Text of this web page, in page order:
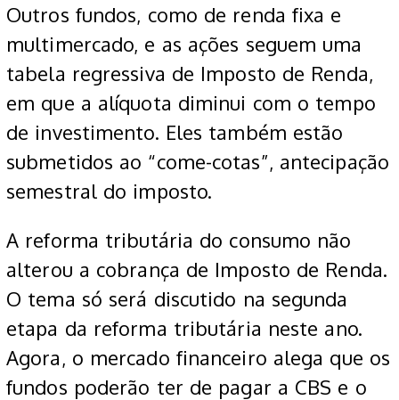
Outros fundos, como de renda fixa e
multimercado, e as ações seguem uma
tabela regressiva de Imposto de Renda,
em que a alíquota diminui com o tempo
de investimento. Eles também estão
submetidos ao “come-cotas”, antecipação
semestral do imposto.
A reforma tributária do consumo não
alterou a cobrança de Imposto de Renda.
O tema só será discutido na segunda
etapa da reforma tributária neste ano.
Agora, o mercado financeiro alega que os
fundos poderão ter de pagar a CBS e o